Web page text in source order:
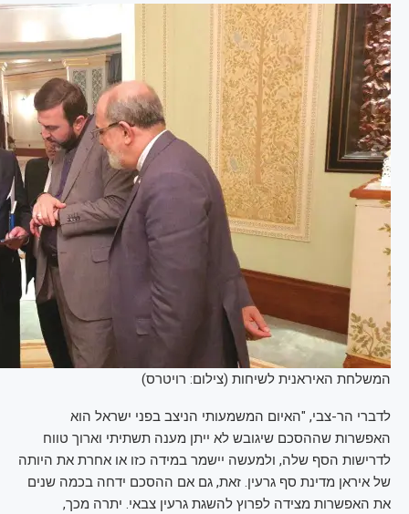
המשלחת האיראנית לשיחות (צילום: רויטרס)
לדברי הר-צבי, "האיום המשמעותי הניצב בפני ישראל הוא
האפשרות שההסכם שיגובש לא ייתן מענה תשתיתי וארוך טווח
לדרישות הסף שלה, ולמעשה יישמר במידה כזו או אחרת את היותה
של איראן מדינת סף גרעין. זאת, גם אם ההסכם ידחה בכמה שנים
את האפשרות מצידה לפרוץ להשגת גרעין צבאי. יתרה מכך,